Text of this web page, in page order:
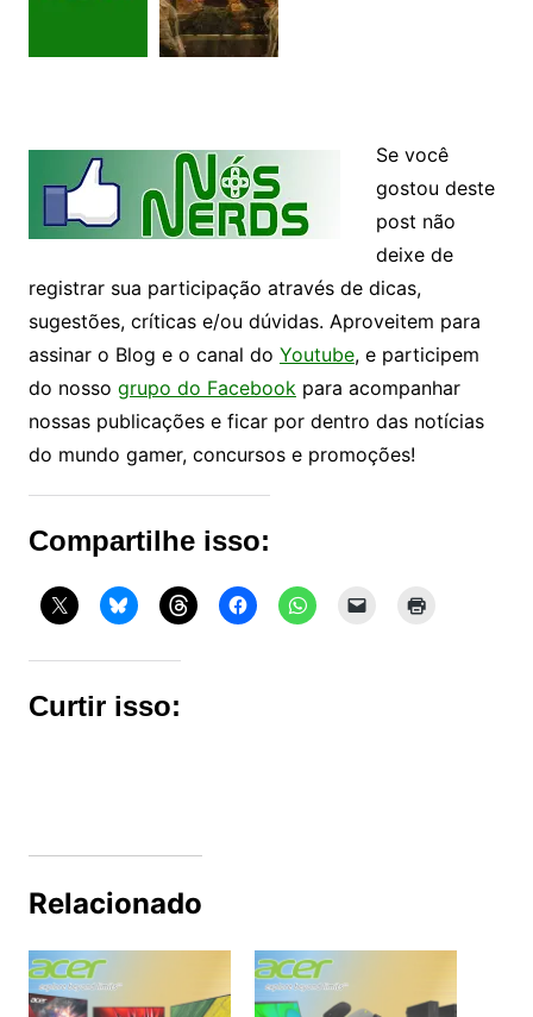
Se você
gostou deste
post não
deixe de
registrar sua participação através de dicas,
sugestões, críticas e/ou dúvidas. Aproveitem para
assinar o Blog e o canal do Youtube, e participem
do nosso grupo do Facebookpara acompanhar
nossas publicações e ficar por dentro das notícias
do mundo gamer, concursos e promoções!
Compartilhe isso:
Curtir isso:
Relacionado